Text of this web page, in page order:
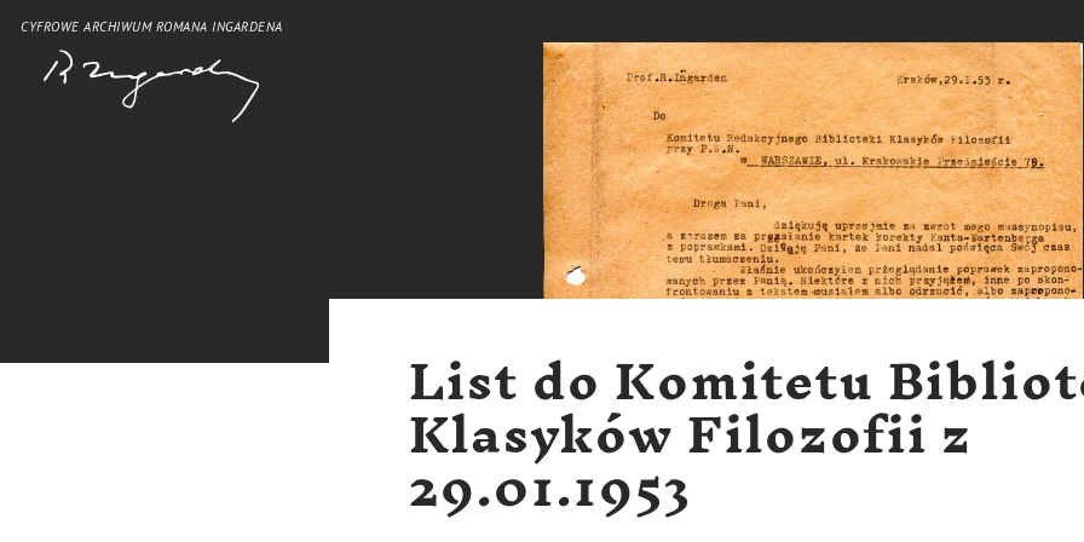
CYFROWE ARCHIWUM ROMANA INGARDENA
List do Komitetu
Klasyków Filozofii z
29.01.1953